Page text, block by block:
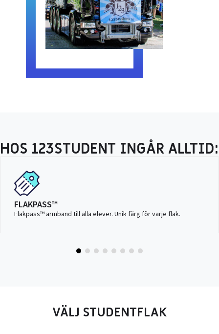
HOS 123STUDENT INGÅR ALLTID:
FLAKPASS™
Flakpass™ armband till alla elever. Unik färg för varje flak.
VÄLJ STUDENTFLAK